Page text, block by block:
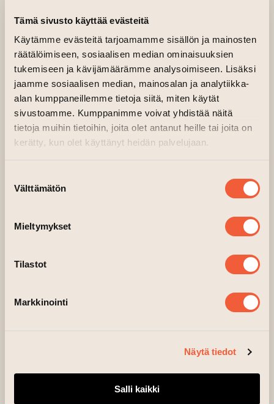
Tämä sivusto käyttää evästeitä
Käytämme evästeitä tarjoamamme sisällön ja mainosten
räätälöimiseen, sosiaalisen median ominaisuuksien
tukemiseen ja kävijämäärämme analysoimiseen. Lisäksi
jaamme sosiaalisen median, mainosalan ja analytiikka-
alan kumppaneillemme tietoja siitä, miten käytät
sivustoamme. Kumppanimme voivat yhdistää näitä
tietoja muihin tietoihin, joita olet antanut heille tai joita on
kerätty, kun olet käyttänyt heidän palvelujaan.
valinta
Välttämätön
Mieltymykset
Tilastot
Markkinointi
Näytä tiedot
Salli kaikki
grafiikkaa eri tekniikoilla, sekä
esinekoosteita (assemblage).
Tämän näyttelyn teokset ovat valmistuneet
viime kevään ja kesän aikana. Ne ovat osa
sarjaa: “Identiteettiä etsimässä” ja tekotapa
akryyli ja Spray.